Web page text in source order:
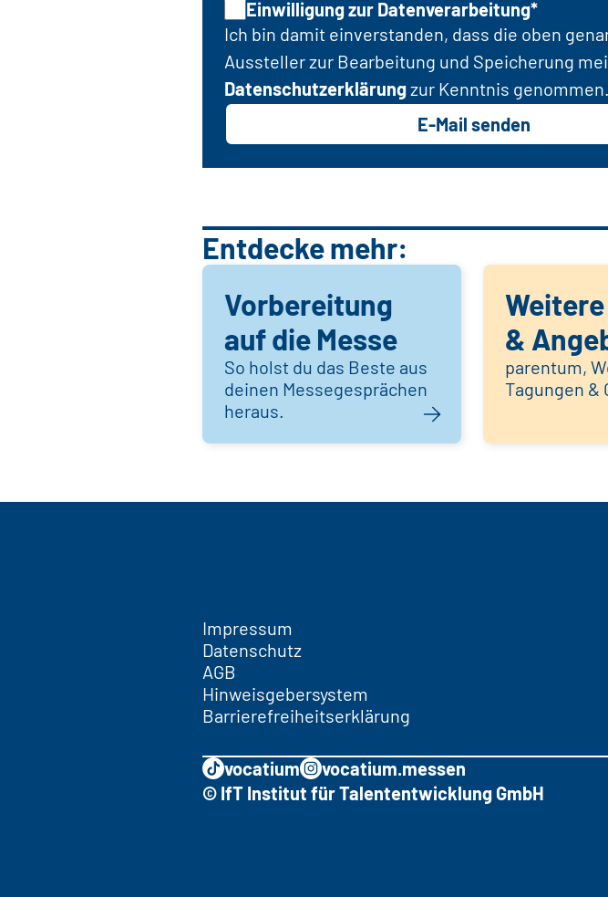
Einwilligung zur Datenverarbeitung*
Ich bin damit einverstanden, dass die oben
Aussteller zur Bearbeitung und Speicherung
Datenschutzerklärungzur Kenntnis genommen.
E-Mail senden
Entdecke mehr:
Vorbereitung
auf die Messe
So holst du das Beste aus
deinen Messegesprächen
heraus.
&
parentum,
Tagungen &
Impressum
Datenschutz
AGB
Hinweisgebersystem
Barrierefreiheitserklärung
vocatium
vocatium.messen
© IfT Institut für Talententwicklung GmbH